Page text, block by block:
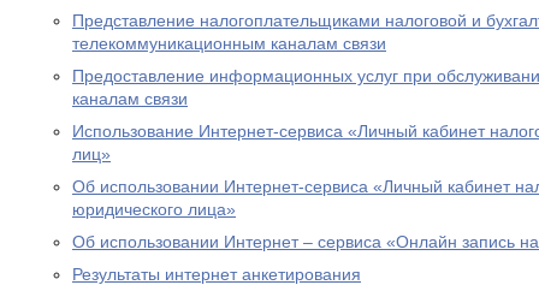
Представление налогоплательщиками налоговой и
телекоммуникационным каналам связи
Предоставление информационных услуг при
каналам связи
Использование Интернет-сервиса «Личный кабинет
лиц»
Об использовании Интернет-сервиса «Личный кабинет
юридического лица»
Об использовании Интернет – сервиса «Онлайн запись
Результаты интернет анкетирования